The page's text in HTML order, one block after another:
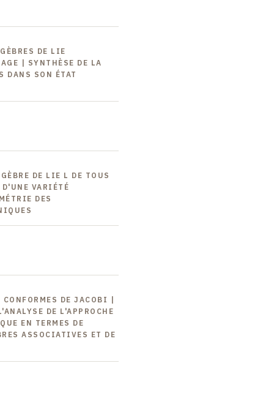
DE LIE
| SYNTHÈSE DE LA
DANS SON ÉTAT
DE LIE L DE TOUS
D'UNE VARIÉTÉ
DES
DE JACOBI |
DE L'APPROCHE
EN TERMES DE
ASSOCIATIVES ET DE